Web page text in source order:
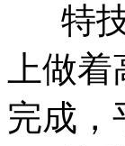
特技
上做
完成，